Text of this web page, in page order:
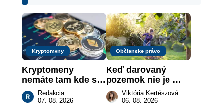
Kryptomeny
Kryptomeny
nemáte tam kde si
myslíte: Viete, kde
sa naozaj
Redakcia
07. 08. 2026
Občianske právo
Keď darovaný
pozemok nie je
„hotová vec“: kedy
môže darca žiadať
Viktória Kertészová
06. 08. 2026